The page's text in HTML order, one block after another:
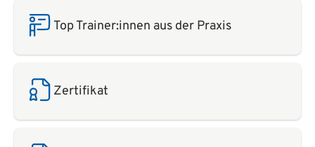
Top Trainer:innen aus der Praxis
Zertifikat